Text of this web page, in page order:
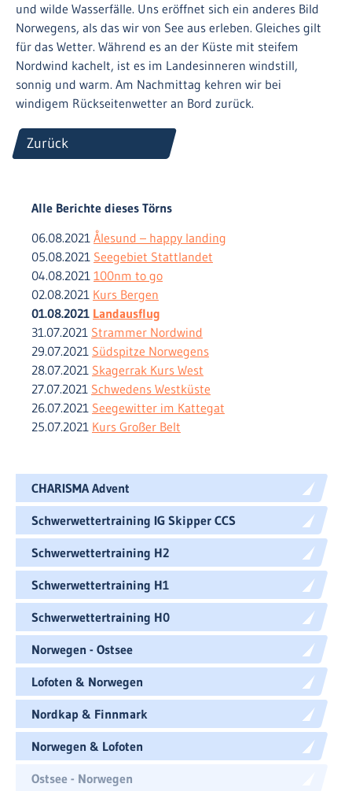
und wilde Wasserfälle. Uns eröffnet sich ein anderes Bild
Norwegens, als das wir von See aus erleben. Gleiches gilt
für das Wetter. Während es an der Küste mit steifem
Nordwind kachelt, ist es im Landesinneren windstill,
sonnig und warm. Am Nachmittag kehren wir bei
windigem Rückseitenwetter an Bord zurück.
Zurück
Alle Berichte dieses Törns
06.08.2021 Ålesund – happy landing
05.08.2021 Seegebiet Stattlandet
04.08.2021 100nm to go
02.08.2021 Kurs Bergen
01.08.2021 Landausflug
31.07.2021 Strammer Nordwind
29.07.2021 Südspitze Norwegens
28.07.2021 Skagerrak Kurs West
27.07.2021 Schwedens Westküste
26.07.2021 Seegewitter im Kattegat
25.07.2021 Kurs Großer Belt
CHARISMA Advent
Schwerwettertraining IG Skipper CCS
Schwerwettertraining H2
Schwerwettertraining H1
Schwerwettertraining H0
Norwegen - Ostsee
Lofoten & Norwegen
Nordkap & Finnmark
Norwegen & Lofoten
Ostsee - Norwegen